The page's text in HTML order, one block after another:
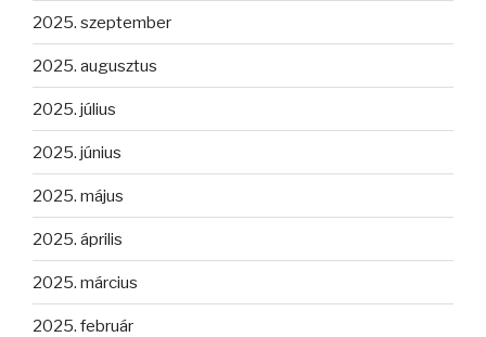
2025. szeptember
2025. augusztus
2025. július
2025. június
2025. május
2025. április
2025. március
2025. február